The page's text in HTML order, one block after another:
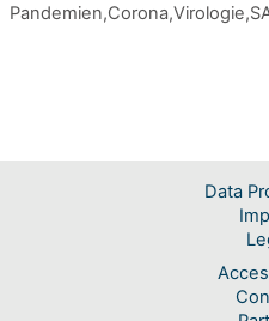
Data